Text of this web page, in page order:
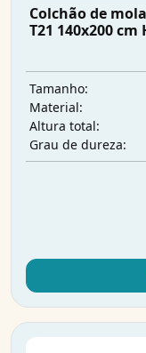
Colchão de
T21 140x200 cm
Tamanho:
Material:
Altura total:
Grau de dureza: